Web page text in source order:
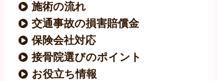
施術の流れ
交通事故の損害賠償金
保険会社対応
接骨院選びのポイント
お役立ち情報